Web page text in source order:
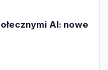
AI: nowe